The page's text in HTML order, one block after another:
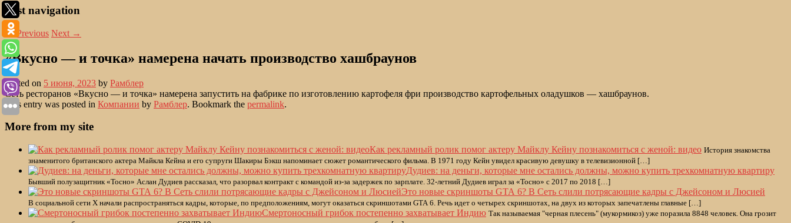
Post navigation
←Previous Next →
«Вкусно — и точка» намерена начать производство хашбраунов
Posted on 5 июня, 2023 by Рамблер
Сеть ресторанов «Вкусно — и точка» намерена запустить на фабрике по изготовлению картофеля фри производство картофельных оладушков — хашбраунов.
This entry was posted in Компании by Рамблер. Bookmark the permalink.
More from my site
Как рекламный ролик помог актеру Майклу Кейну познакомиться с женой: видео История знакомства
знаменитого британского актера Майкла Кейна и его супруги Шакиры Бэкш напоминает сюжет романтического фильма. В 1971 году Кейн увидел красивую девушку в телевизионной […]
Дудиев: на деньги, которые мне остались должны, можно купить трехкомнатную квартиру
Бывший полузащитник «Тосно» Аслан Дудиев рассказал, что разорвал контракт с командой из-за задержек по зарплате. 32-летний Дудиев играл за «Тосно» с 2017 по 2018 […]
Это новые скриншоты GTA 6? В Сеть слили потрясающие кадры с Джейсоном и Люсией
В социальной сети X начали распространяться кадры, которые, по предположениям, могут оказаться скриншотами GTA 6. Речь идет о четырех скриншотах, на двух из которых запечатлены главные […]
Смертоносный грибок постепенно захватывает Индию Так называемая "черная плесень" (мукормикоз) уже поразила 8848 человек. Она грозит